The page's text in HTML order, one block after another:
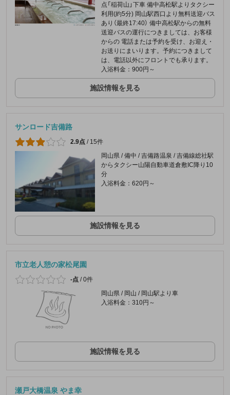
点「稲荷山」下車 備中高松駅よりタクシー
利用(約5分) 岡山駅西口より無料送迎バス
あり（最終17:40） 備中高松駅からの無料
送迎バスの運行につきましては、お客様
からの 電話または予約を受け、お迎え・
お送りにまいります。予約につきまして
は、電話以外にフロントでも承ります。
入浴料金：900円～
施設情報を見る
サンロード吉備路
2.9点 / 15件
岡山県 / 備中 / 吉備路温泉 / 吉備線総社駅
からタクシー山陽自動車道倉敷IC降り10
分
入浴料金：620円～
施設情報を見る
市立老人憩の家松尾園
-点 /0件
岡山県 / 岡山 / 岡山駅より車
入浴料金：310円～
施設情報を見る
瀬戸大橋温泉 やま幸